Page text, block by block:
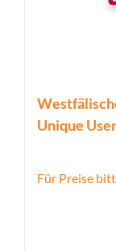
Unique User
Für Preise